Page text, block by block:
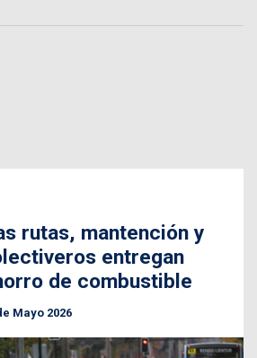
rutas, mantención y
entregan
de combustible
Mayo 2026